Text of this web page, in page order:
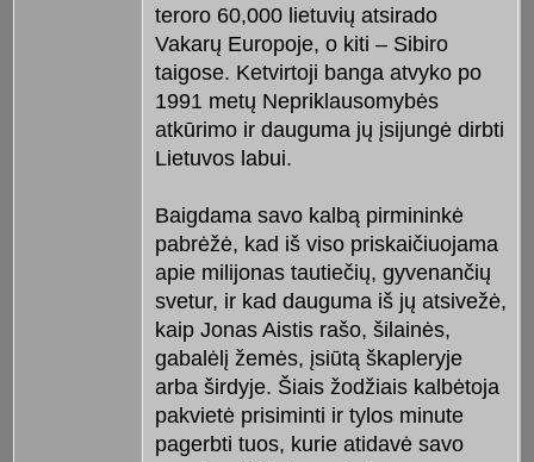
teroro 60,000 lietuvių atsirado
Vakarų Europoje, o kiti – Sibiro
taigose. Ketvirtoji banga atvyko po
1991 metų Nepriklausomybės
atkūrimo ir dauguma jų įsijungė dirbti
Lietuvos labui.
Baigdama savo kalbą pirmininkė
pabrėžė, kad iš viso priskaičiuojama
apie milijonas tautiečių, gyvenančių
svetur, ir kad dauguma iš jų atsivežė,
kaip Jonas Aistis rašo, šilainės,
gabalėlį žemės, įsiūtą škapleryje
arba širdyje. Šiais žodžiais kalbėtoja
pakvietė prisiminti ir tylos minute
pagerbti tuos, kurie atidavė savo